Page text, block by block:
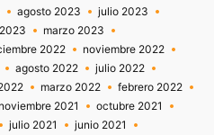
agosto 2023
julio 2023
marzo 2023
2022
noviembre 2022
agosto 2022
julio 2022
marzo 2022
febrero 2022
noviembre 2021
octubre 2021
julio 2021
junio 2021